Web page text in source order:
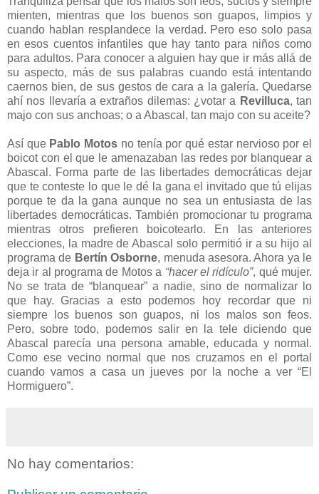
mienten, mientras que los buenos son guapos, limpios y
cuando hablan resplandece la verdad. Pero eso solo pasa
en esos cuentos infantiles que hay tanto para niños como
para adultos. Para conocer a alguien hay que ir más allá de
su aspecto, más de sus palabras cuando está intentando
caernos bien, de sus gestos de cara a la galería. Quedarse
ahí nos llevaría a extraños dilemas: ¿votar a Revilluca, tan
majo con sus anchoas; o a Abascal, tan majo con su aceite?
Así que Pablo Motos no tenía por qué estar nervioso por el
boicot con el que le amenazaban las redes por blanquear a
Abascal. Forma parte de las libertades democráticas dejar
que te conteste lo que le dé la gana el invitado que tú elijas
porque te da la gana aunque no sea un entusiasta de las
libertades democráticas. También promocionar tu programa
mientras otros prefieren boicotearlo. En las anteriores
elecciones, la madre de Abascal solo permitió ir a su hijo al
programa de Bertín Osborne, menuda asesora. Ahora ya le
deja ir al programa de Motos a “hacer el ridículo”, qué mujer.
No se trata de “blanquear” a nadie, sino de normalizar lo
que hay. Gracias a esto podemos hoy recordar que ni
siempre los buenos son guapos, ni los malos son feos.
Pero, sobre todo, podemos salir en la tele diciendo que
Abascal parecía una persona amable, educada y normal.
Como ese vecino normal que nos cruzamos en el portal
cuando vamos a casa un jueves por la noche a ver “El
Hormiguero”.
No hay comentarios: